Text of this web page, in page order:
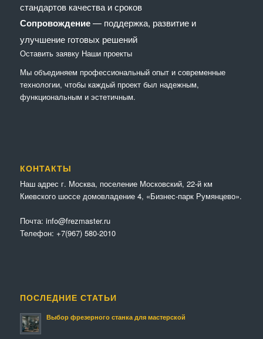
стандартов качества и сроков
Сопровождение— поддержка, развитие и
улучшение готовых решений
Оставить заявку Наши проекты
Мы объединяем профессиональный опыт и современные
технологии, чтобы каждый проект был надежным,
функциональным и эстетичным.
КОНТАКТЫ
Наш адрес г. Москва, поселение Московский, 22-й км
Киевского шоссе домовладение 4, «Бизнес-парк Румянцево».
Почта: info@frezmaster.ru
Телефон: +7(967) 580-2010
ПОСЛЕДНИЕ СТАТЬИ
Выбор фрезерного станка для мастерской